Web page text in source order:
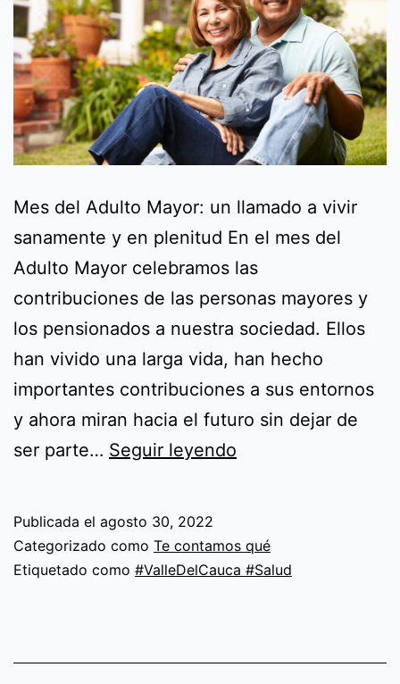
Mes del Adulto Mayor: un llamado a vivir
sanamente y en plenitud En el mes del
Adulto Mayor celebramos las
contribuciones de las personas mayores y
los pensionados a nuestra sociedad. Ellos
han vivido una larga vida, han hecho
importantes contribuciones a sus entornos
y ahora miran hacia el futuro sin dejar de
ser parte… Seguir leyendo
Mayor:
un
vivir
Publicada el agosto 30, 2022
Categorizado como Te contamos qué
Etiquetado como #ValleDelCauca #Salud